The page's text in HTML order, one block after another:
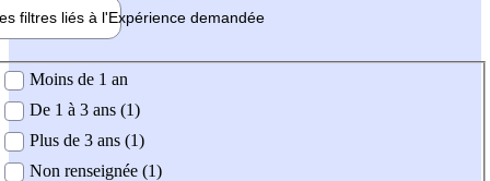
filtres liés à l'Expérience demandée
demandée
Moins de 1 an
De 1 à 3 ans (1)
Plus de 3 ans (1)
Non renseignée (1)